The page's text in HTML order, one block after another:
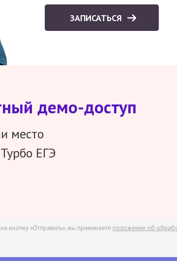
ЗАПИСАТЬСЯ
демо-доступ
место
ЕГЭ
кнопку «Отправить», вы принимаете положение об